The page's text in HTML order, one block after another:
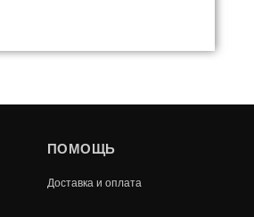
«РАДА» 18 L
В КОРЗИНУ
ПОМОЩЬ
Доставка и оплата